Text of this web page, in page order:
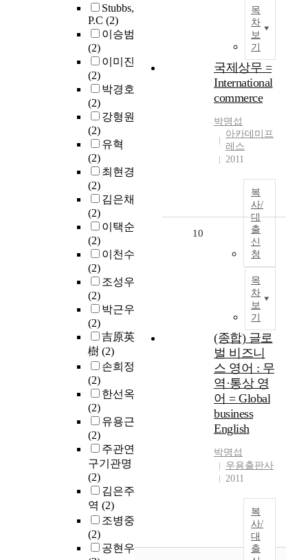
Stubbs,
P.C (2)
이승범
(2)
이미진
(2)
박경호
(2)
강형원
(2)
유혁
(2)
최현경
(2)
김은채
(2)
이택순
(2)
이천수
(2)
조성우
(2)
박근우
(2)
吉原英
樹 (2)
손희정
(2)
한선옥
(2)
유용근
(2)
주관연
구기관명
(2)
김은주
역 (2)
조병중
(2)
공현우
목
차
보
기
국제상무 =
International
commerce
박명섭
아카데미프
레스
2011
복
사/
대
출
신
청
목
차
보
기
10
(종합) 글로
벌 비즈니
스 영어 : 무
역·통상 영
어 = Global
business
English
박명섭
우용출판사
2011
복
사/
대
출